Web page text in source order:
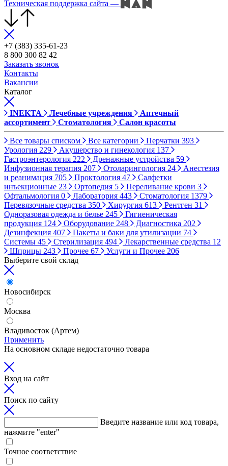
Техническая поддержка сайта —
+7 (383) 335-61-23
8 800 300 82 42
Заказать звонок
Контакты
Вакансии
Каталог
INEKTA Лечебные учреждения
Аптечный
ассортимент
Стоматология Салон красоты
Все товары списком Все категории Перчатки 393
Урология 229 Акушерство и гинекология 137
Гастроэнтерология 222 Дренажные устройства 59
Инфузионная терапия 207 Отоларингология 24
Анестезия
и реанимация 705 Проктология 47
Салфетки
инъекционные 23 Ортопедия 5 Переливание крови 3
Офтальмология 0 Лаборатория 443 Стоматология 1379
Перевязочные средства 350 Хирургия 613 Рентген 31
Одноразовая одежда и белье 245
Гигиеническая
продукция 124 Оборудование 248 Диагностика 202
Дезинфекция 407 Пакеты и баки для утилизации 74
Системы 45 Стерилизация 494 Лекарственные средства 12
Шприцы 243 Прочее 67 Услуги и Прочее 206
Выберите свой склад
Новосибирск
Москва
Владивосток (Артем)
Применить
На основном складе недостаточно товара
Вход на сайт
Поиск по сайту
Введите название или код товара,
нажмите "enter"
Точное соответствие